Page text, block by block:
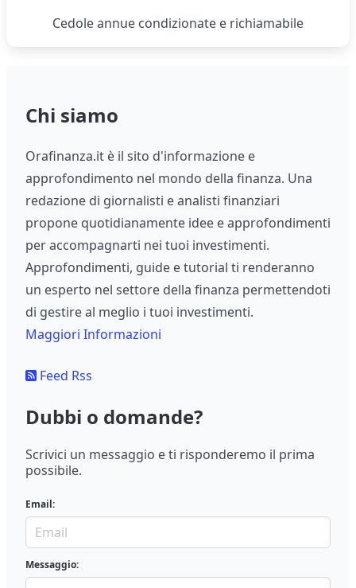
Cedole annue condizionate e richiamabile
Chi siamo
Orafinanza.it è il sito d'informazione e
approfondimento nel mondo della finanza. Una
redazione di giornalisti e analisti finanziari
propone quotidianamente idee e approfondimenti
per accompagnarti nei tuoi investimenti.
Approfondimenti, guide e tutorial ti renderanno
un esperto nel settore della finanza permettendoti
di gestire al meglio i tuoi investimenti.
Maggiori Informazioni
Feed Rss
Dubbi o domande?
Scrivici un messaggio e ti risponderemo il prima
possibile.
Email:
Messaggio: